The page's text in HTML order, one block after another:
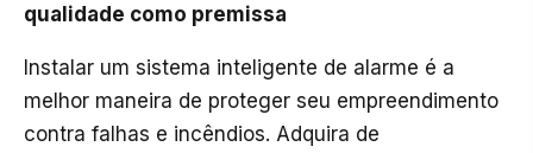
qualidade como premissa
Instalar um sistema inteligente de alarme é a
melhor maneira de proteger seu empreendimento
contra falhas e incêndios. Adquira de